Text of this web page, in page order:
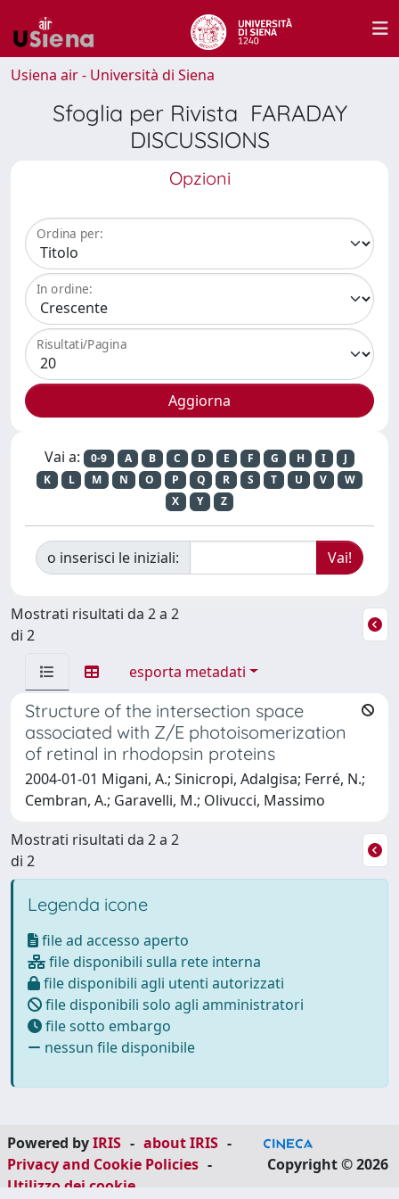
Usiena air - Università di Siena
Sfoglia per Rivista FARADAY
DISCUSSIONS
Opzioni
Ordina per:
In ordine:
Risultati/Pagina
Vai a: 0-9 A B C D E F G H I
J
K
L M N O P Q R S T U V
W
X
Y Z
o inserisci le iniziali:
Mostrati risultati da 2 a 2
di 2
esporta metadati
Structure of the intersection space
associated with Z/E photoisomerization
of retinal in rhodopsin proteins
2004-01-01 Migani, A.; Sinicropi, Adalgisa; Ferré, N.;
Cembran, A.; Garavelli, M.; Olivucci, Massimo
Mostrati risultati da 2 a 2
di 2
Legenda icone
file ad accesso aperto
file disponibili sulla rete interna
file disponibili agli utenti autorizzati
file disponibili solo agli amministratori
file sotto embargo
nessun file disponibile
Powered byIRIS - about IRIS -
Privacy and Cookie Policies -
Utilizzo dei cookie
Copyright © 2026